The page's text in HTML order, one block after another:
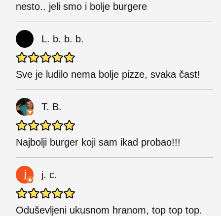
nesto.. jeli smo i bolje burgere
L. b. b. b.
Sve je ludilo nema bolje pizze, svaka čast!
T. B.
Najbolji burger koji sam ikad probao!!!
j. c.
Oduševljeni ukusnom hranom, top top top.